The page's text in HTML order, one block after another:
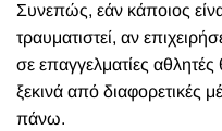
Συνεπώς, εάν κάποιος
τραυματιστεί, αν
σε επαγγελματίες
ξεκινά από διαφορετικές
πάνω.